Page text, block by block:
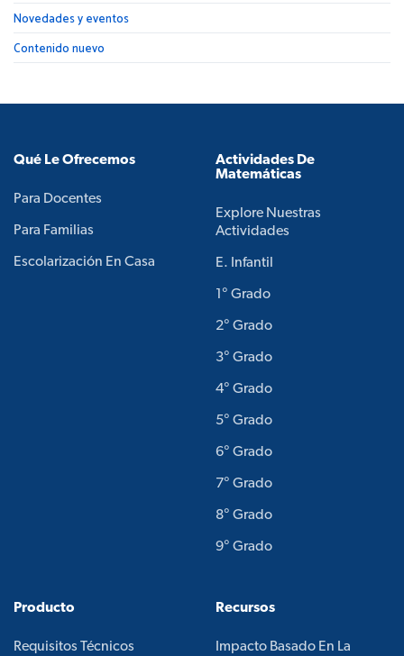
Novedades y eventos
Contenido nuevo
Qué Le Ofrecemos
Para Docentes
Para Familias
Escolarización En Casa
Actividades De
Matemáticas
Explore Nuestras
Actividades
E. Infantil
1° Grado
2° Grado
3° Grado
4° Grado
5° Grado
6° Grado
7° Grado
8° Grado
9° Grado
Producto
Requisitos Técnicos
Recursos
Impacto Basado En La